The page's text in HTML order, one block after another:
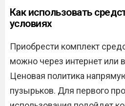
Как использовать
условиях
Приобрести комплект
можно через интернет или
Ценовая политика
пузырьков. Для первого